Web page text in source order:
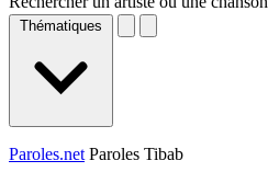
Thématiques
Paroles.net Paroles Tibab